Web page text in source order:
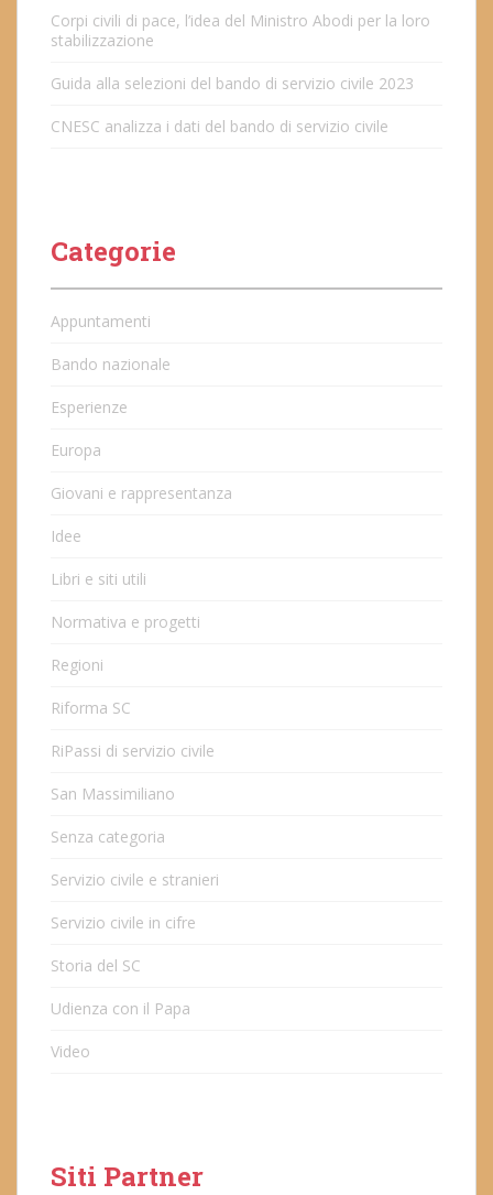
Corpi civili di pace, l’idea del Ministro Abodi per la loro
stabilizzazione
Guida alla selezioni del bando di servizio civile 2023
CNESC analizza i dati del bando di servizio civile
Categorie
Appuntamenti
Bando nazionale
Esperienze
Europa
Giovani e rappresentanza
Idee
Libri e siti utili
Normativa e progetti
Regioni
Riforma SC
RiPassi di servizio civile
San Massimiliano
Senza categoria
Servizio civile e stranieri
Servizio civile in cifre
Storia del SC
Udienza con il Papa
Video
Siti Partner